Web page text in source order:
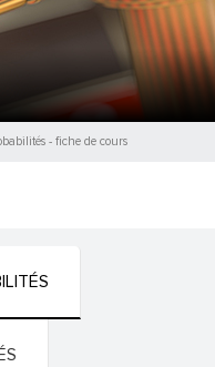
- fiche de cours